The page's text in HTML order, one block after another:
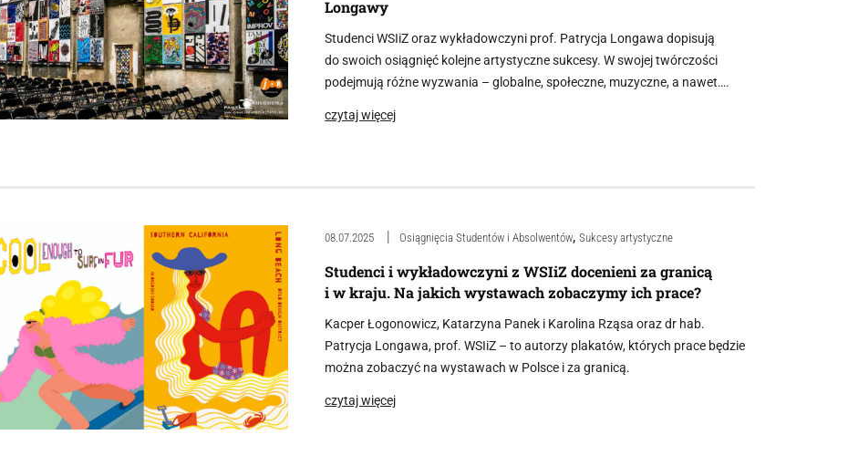
Longawy
Studenci WSIiZ oraz wykładowczyni prof. Patrycja Longawa dopisują
do swoich osiągnięć kolejne artystyczne sukcesy. W swojej twórczości
podejmują różne wyzwania – globalne, społeczne, muzyczne, a nawet….
czytaj więcej
08.07.2025 Osiągnięcia Studentów i Absolwentów,Sukcesy artystyczne
Studenci i wykładowczyni z WSIiZ docenieni za granicą
i w kraju. Na jakich wystawach zobaczymy ich prace?
Kacper Łogonowicz, Katarzyna Panek i Karolina Rząsa oraz dr hab.
Patrycja Longawa, prof. WSIiZ – to autorzy plakatów, których prace będzie
można zobaczyć na wystawach w Polsce i za granicą.
czytaj więcej